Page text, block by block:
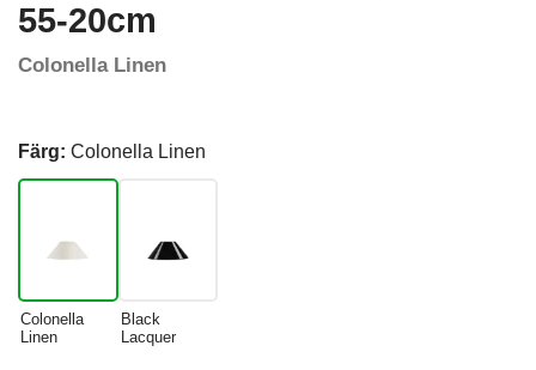
55-20cm
Colonella Linen
Färg: Colonella Linen
Colonella
Linen
Black
Lacquer